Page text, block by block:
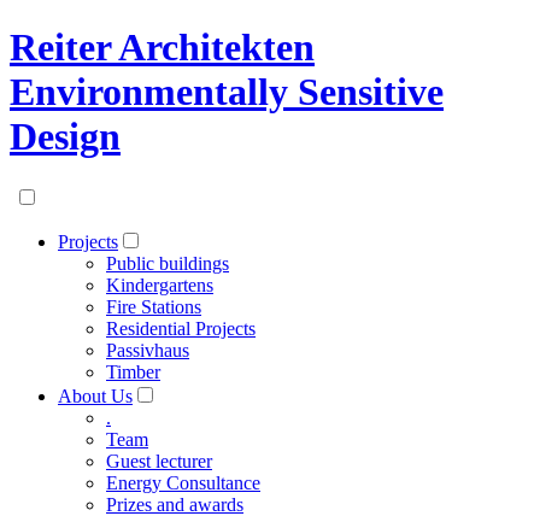
Reiter Architekten
Environmentally Sensitive
Design
Projects
Public buildings
Kindergartens
Fire Stations
Residential Projects
Passivhaus
Timber
About Us
.
Team
Guest lecturer
Energy Consultance
Prizes and awards